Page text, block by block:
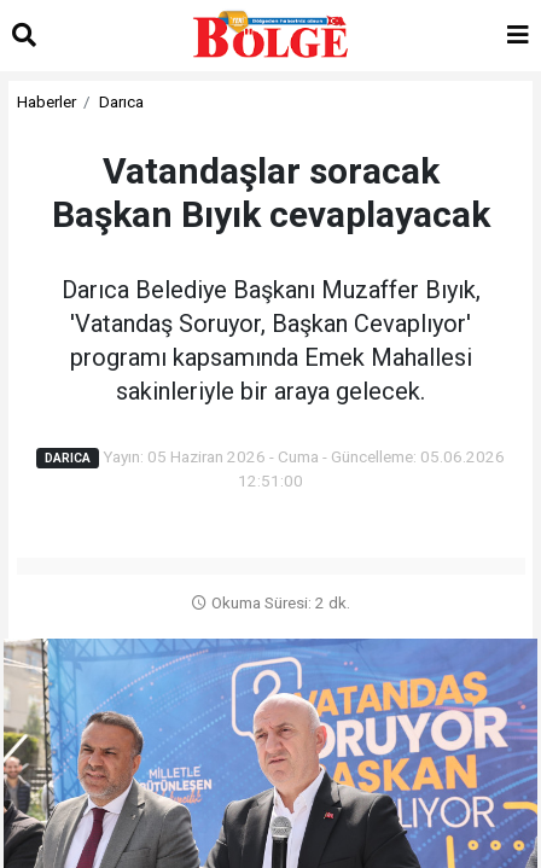
Haberler Darıca
Vatandaşlar soracak
Başkan Bıyık cevaplayacak
Darıca Belediye Başkanı Muzaffer Bıyık,
'Vatandaş Soruyor, Başkan Cevaplıyor'
programı kapsamında Emek Mahallesi
sakinleriyle bir araya gelecek.
DARICA Yayın: 05 Haziran 2026 - Cuma - Güncelleme: 05.06.2026
12:51:00
Okuma Süresi: 2 dk.